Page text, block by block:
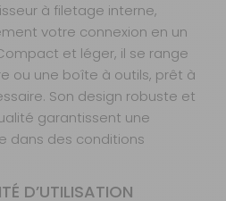
à filetage interne,
votre connexion en un
et léger, il se range
ou une boîte à outils, prêt à
Son design robuste et
garantissent une
dans des conditions
D’UTILISATION